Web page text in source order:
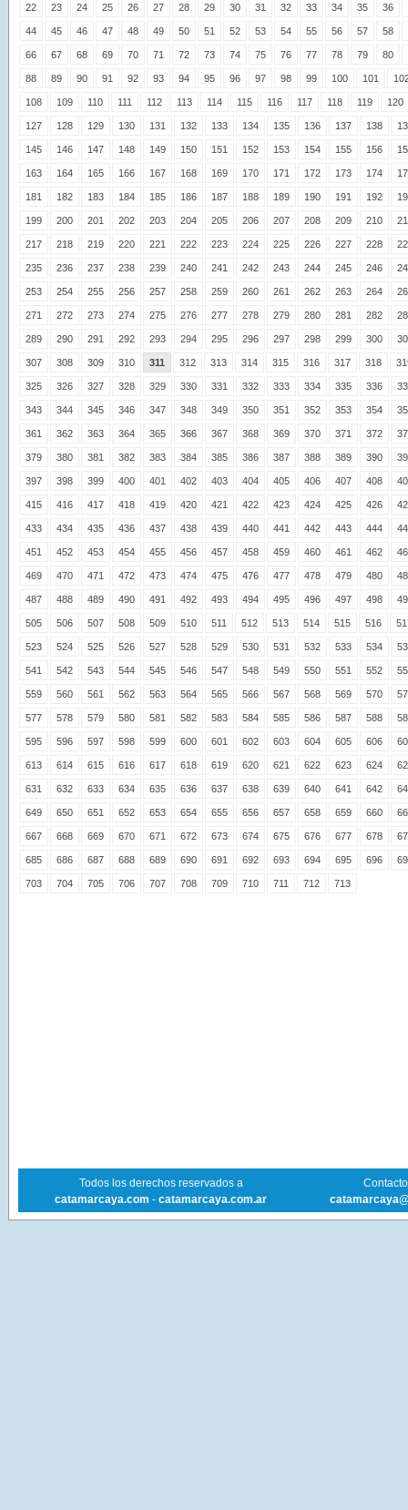
22 23 24 25 26 27 28 29 30 31 32 33 34 35 36
44 45 46 47 48 49 50 51 52 53 54 55 56 57 58
66 67 68 69 70 71 72 73 74 75 76 77 78 79 80
88 89 90 91 92 93 94 95 96 97 98 99 100 101
108 109 110 111 112 113 114 115 116 117 118 119 120
127 128 129 130 131 132 133 134 135 136 137 138
145 146 147 148 149 150 151 152 153 154 155 156
163 164 165 166 167 168 169 170 171 172 173 174
181 182 183 184 185 186 187 188 189 190 191 192
199 200 201 202 203 204 205 206 207 208 209 210
217 218 219 220 221 222 223 224 225 226 227 228
235 236 237 238 239 240 241 242 243 244 245 246
253 254 255 256 257 258 259 260 261 262 263 264
271 272 273 274 275 276 277 278 279 280 281 282
289 290 291 292 293 294 295 296 297 298 299 300
307 308 309 310 311 312 313 314 315 316 317 318
325 326 327 328 329 330 331 332 333 334 335 336
343 344 345 346 347 348 349 350 351 352 353 354
361 362 363 364 365 366 367 368 369 370 371 372
379 380 381 382 383 384 385 386 387 388 389 390
397 398 399 400 401 402 403 404 405 406 407 408
415 416 417 418 419 420 421 422 423 424 425 426
433 434 435 436 437 438 439 440 441 442 443 444
451 452 453 454 455 456 457 458 459 460 461 462
469 470 471 472 473 474 475 476 477 478 479 480
487 488 489 490 491 492 493 494 495 496 497 498
505 506 507 508 509 510 511 512 513 514 515 516
523 524 525 526 527 528 529 530 531 532 533 534
541 542 543 544 545 546 547 548 549 550 551 552
559 560 561 562 563 564 565 566 567 568 569 570
577 578 579 580 581 582 583 584 585 586 587 588
595 596 597 598 599 600 601 602 603 604 605 606
613 614 615 616 617 618 619 620 621 622 623 624
631 632 633 634 635 636 637 638 639 640 641 642
649 650 651 652 653 654 655 656 657 658 659 660
667 668 669 670 671 672 673 674 675 676 677 678
685 686 687 688 689 690 691 692 693 694 695 696
703 704 705 706 707 708 709 710 711 712 713
Todos los derechos reservados a
catamarcaya.com - catamarcaya.com.ar